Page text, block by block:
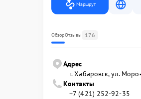
Маршрут
ОбзорОтзывы 176
Адрес
г. Хабаровск, ул.
Контакты
+7 (421) 252-92-35